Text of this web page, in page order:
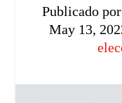
Publicado por
May 13,